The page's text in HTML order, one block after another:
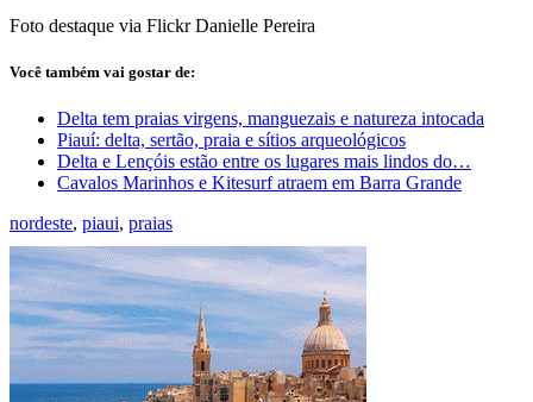
Foto destaque via Flickr Danielle Pereira
Você também vai gostar de:
Delta tem praias virgens, manguezais e natureza intocada
Piauí: delta, sertão, praia e sítios arqueológicos
Delta e Lençóis estão entre os lugares mais lindos do…
Cavalos Marinhos e Kitesurf atraem em Barra Grande
nordeste, piaui, praias